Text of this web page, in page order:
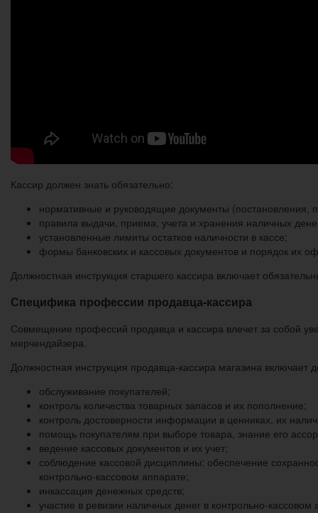
Кассир должен знать обязательно:
нормативные и руководящие документы (постановления,
правила выдачи, приема, учета и хранения наличных
установленные лимиты остатков наличности в кассе;
формы банковских и кассовых документов и порядок их
Должностная инструкция старшего кассира включает
Специфика профессии продавца-кассира
Совмещение профессий продавца и кассира влечет за собой
мерчендайзера.
Должностная инструкция продавца-кассира магазина включает
обслуживание покупателей;
контроль количества товарных запасов и их пополнение;
контроль достоверности информации в ценниках, их
помощь покупателям при выборе товара, знание его
ведение кассовых документов и их учет;
соблюдение кассовой дисциплины: обеспечение
контрольно-кассовом аппарате;
инкассация денежных средств;
участие в ревизии наличных денег в контрольно-